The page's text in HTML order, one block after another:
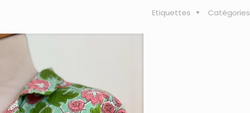
Catégories
Etiquettes